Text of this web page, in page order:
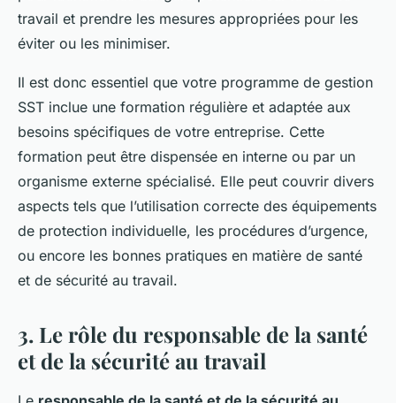
travail et prendre les mesures appropriées pour les
éviter ou les minimiser.
Il est donc essentiel que votre programme de gestion
SST inclue une formation régulière et adaptée aux
besoins spécifiques de votre entreprise. Cette
formation peut être dispensée en interne ou par un
organisme externe spécialisé. Elle peut couvrir divers
aspects tels que l’utilisation correcte des équipements
de protection individuelle, les procédures d’urgence,
ou encore les bonnes pratiques en matière de santé
et de sécurité au travail.
3. Le rôle du responsable de la santé
et de la sécurité au travail